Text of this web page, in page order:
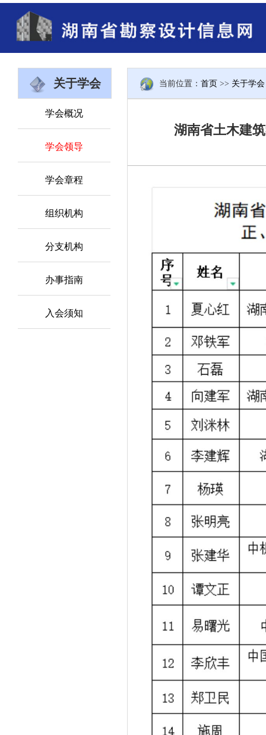
关于学会
学会概况
学会领导
学会章程
组织机构
分支机构
办事指南
入会须知
当前位置： 首页 >> 关于学会
湖南省土木建